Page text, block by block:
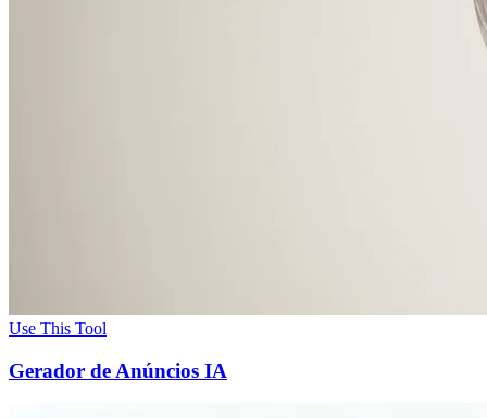
Use This Tool
Gerador de Anúncios IA